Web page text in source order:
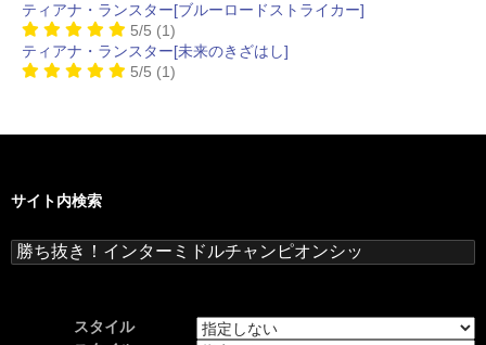
ティアナ・ランスター[ブルーロードストライカー]
5/5 (1)
ティアナ・ランスター[未来のきざはし]
5/5 (1)
サイト内検索
検
索:
スタイル